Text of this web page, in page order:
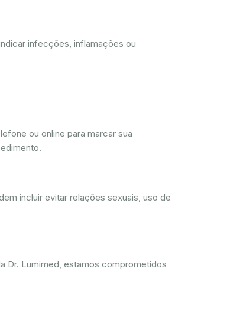
infecções, inflamações ou
ou online para marcar sua
incluir evitar relações sexuais, uso de
Dr. Lumimed, estamos comprometidos